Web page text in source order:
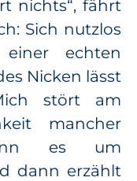
nichts“, fährt
Sich nutzlos
einer echten
Nicken lässt
stört am
mancher
es um
dann erzählt